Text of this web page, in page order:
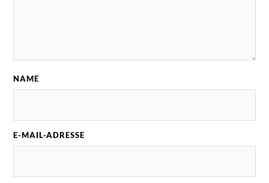
NAME
E-MAIL-ADRESSE